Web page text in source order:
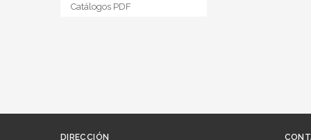
Catálogos PDF
DIRECCIÓN